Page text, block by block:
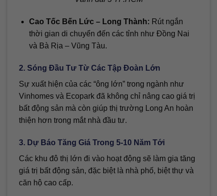
Cao Tốc Bến Lức – Long Thành: Rút ngắn
thời gian di chuyển đến các tỉnh như Đồng Nai
và Bà Rịa – Vũng Tàu.
2. Sóng Đầu Tư Từ Các Tập Đoàn Lớn
Sự xuất hiện của các “ông lớn” trong ngành như
Vinhomes và Ecopark đã không chỉ nâng cao giá trị
bất động sản mà còn giúp thị trường Long An hoàn
thiện hơn trong mắt nhà đầu tư.
3. Dự Báo Tăng Giá Trong 5-10 Năm Tới
Các khu đô thị lớn đi vào hoạt động sẽ làm gia tăng
giá trị bất động sản, đặc biệt là nhà phố, biệt thự và
căn hộ cao cấp.